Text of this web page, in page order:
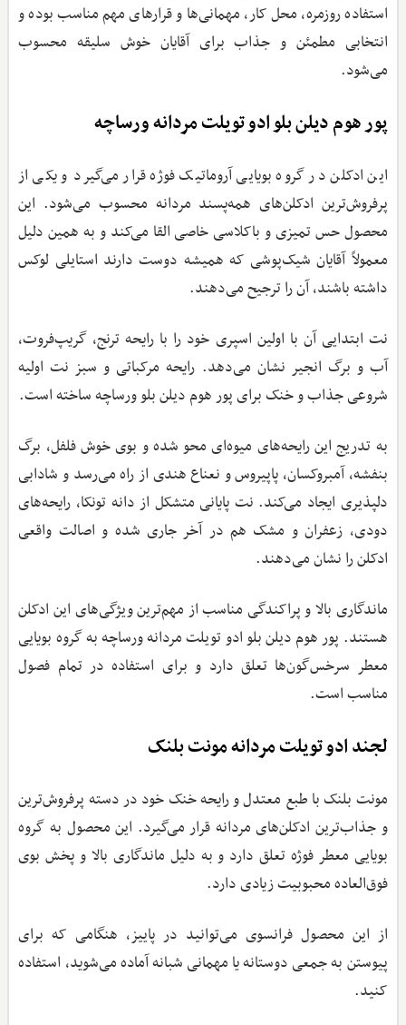
استفاده روزمره، محل کار، مهمانی‌ها و قرارهای مهم مناسب بوده و
انتخابی مطمئن و جذاب برای آقایان خوش سلیقه محسوب
می‌شود.
پور هوم دیلن بلو ادو تویلت مردانه ورساچه
این ادکلن در گروه بویایی آروماتیک فوژه قرار می‌گیرد و یکی از
پرفروش‌ترین ادکلن‌های همه‌پسند مردانه محسوب می‌شود. این
محصول حس تمیزی و باکلاسی خاصی القا می‌کند و به همین دلیل
معمولاً آقایان شیک‌پوشی که همیشه دوست دارند استایلی لوکس
داشته باشند، آن را ترجیح می‌دهند.
نت ابتدایی آن با اولین اسپری خود را با رایحه ترنج، گریپ‌فروت،
آب و برگ انجیر نشان می‌دهد. رایحه مرکباتی و سبز نت اولیه
شروعی جذاب و خنک برای پور هوم دیلن بلو ورساچه ساخته است.
به تدریج این رایحه‌های میوه‌ای محو شده و بوی خوش فلفل، برگ
بنفشه، آمبروکسان، پاپیروس و نعناع هندی از راه می‌رسد و شادابی
دلپذیری ایجاد می‌کند. نت پایانی متشکل از دانه تونکا، رایحه‌های
دودی، زعفران و مشک هم در آخر جاری شده و اصالت واقعی
ادکلن را نشان می‌دهند.
ماندگاری بالا و پراکندگی مناسب از مهم‌ترین ویژگی‌های این ادکلن
هستند. پور هوم دیلن بلو ادو تویلت مردانه ورساچه به گروه بویایی
معطر سرخس‌گون‌ها تعلق دارد و برای استفاده در تمام فصول
مناسب است.
لجند ادو تویلت مردانه مونت بلنک
مونت بلنک با طبع معتدل و رایحه خنک خود در دسته پرفروش‌ترین
و جذاب‌ترین ادکلن‌های مردانه قرار می‌گیرد. این محصول به گروه
بویایی معطر فوژه تعلق دارد و به دلیل ماندگاری بالا و پخش بوی
فوق‌العاده محبوبیت زیادی دارد.
از این محصول فرانسوی می‌توانید در پاییز، هنگامی که برای
پیوستن به جمعی دوستانه یا مهمانی شبانه آماده می‌شوید، استفاده
کنید.